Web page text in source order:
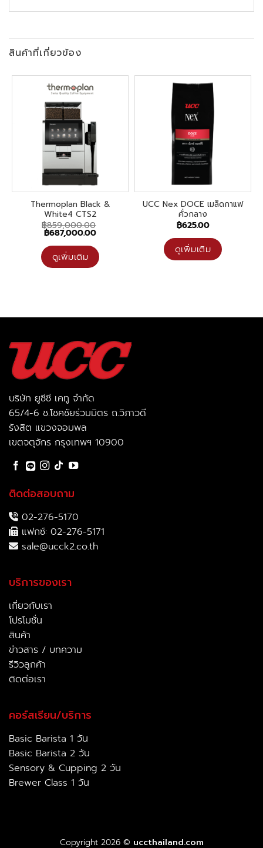
สินค้าที่เกี่ยวข้อง
Thermoplan Black &
White4 CTS2
฿859,000.00
Original
price
was:
฿859,000.00.
฿687,000.00Current
is:
฿687,000.00.
ดูเพิ่มเติม
UCC Nex DOCE เมล็ดกาแฟ
คั่วกลาง
฿625.00
ดูเพิ่มเติม
บริษัท ยูซีซี เคทู จำกัด
65/4-6 ช.โชคชัยร่วมมิตร ถ.วิภาวดี
รังสิต แขวงจอมพล
เขตจตุจักร กรุงเทพฯ 10900
ติดต่อสอบถาม
02-276-5170
แฟกซ์: 02-276-5171
sale@ucck2.co.th
บริการของเรา
เกี่ยวกับเรา
โปรโมชั่น
สินค้า
ข่าวสาร / บทความ
รีวิวลูกค้า
ติดต่อเรา
คอร์สเรียน/บริการ
Basic Barista 1 วัน
Basic Barista 2 วัน
Sensory & Cupping 2 วัน
Brewer Class 1 วัน
Copyright 2026 © uccthailand.com